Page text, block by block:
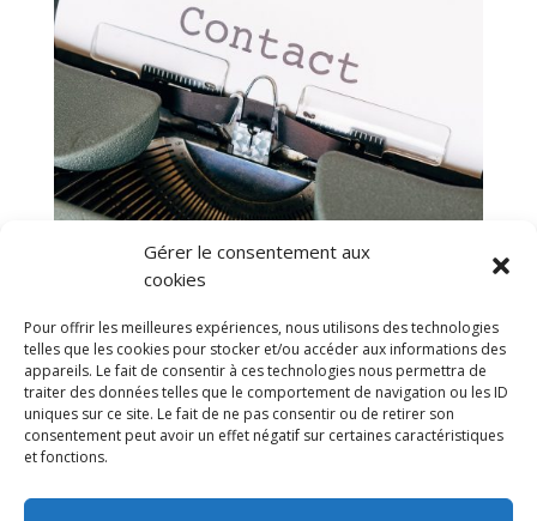
Gérer le consentement aux
cookies
Pour offrir les meilleures expériences, nous utilisons des technologies
telles que les cookies pour stocker et/ou accéder aux informations des
appareils. Le fait de consentir à ces technologies nous permettra de
traiter des données telles que le comportement de navigation ou les ID
uniques sur ce site. Le fait de ne pas consentir ou de retirer son
consentement peut avoir un effet négatif sur certaines caractéristiques
et fonctions.